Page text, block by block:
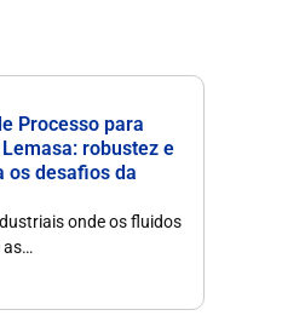
Processo para
robustez e
os desafios da
onde os fluidos
as…